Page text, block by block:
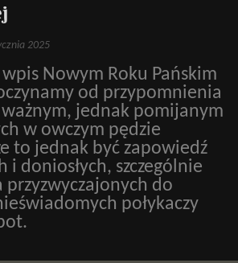
2025
wpis Nowym Roku Pańskim
od przypomnienia
jednak pomijanym
w owczym pędzie
to jednak być zapowiedź
i doniosłych, szczególnie
przyzwyczajonych do
połykaczy